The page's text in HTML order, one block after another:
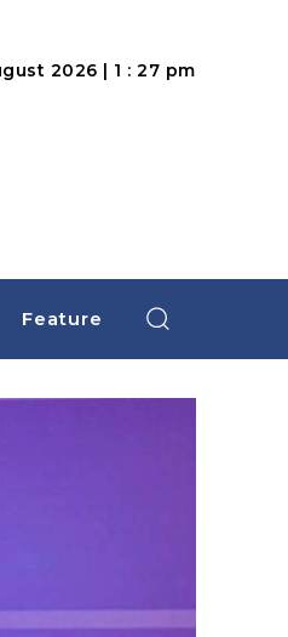
2026 | 1 : 27 pm
Feature